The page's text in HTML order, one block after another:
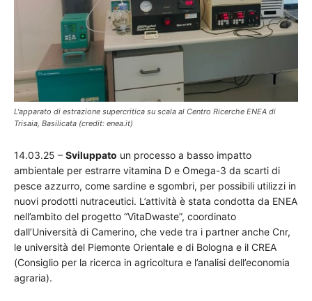
L'apparato di estrazione supercritica su scala al Centro Ricerche ENEA di
Trisaia, Basilicata (credit: enea.it)
14.03.25 – Sviluppato un processo a basso impatto
ambientale per estrarre vitamina D e Omega-3 da scarti di
pesce azzurro, come sardine e sgombri, per possibili utilizzi in
nuovi prodotti nutraceutici. L’attività è stata condotta da ENEA
nell’ambito del progetto “VitaDwaste”, coordinato
dall’Università di Camerino, che vede tra i partner anche Cnr,
le università del Piemonte Orientale e di Bologna e il CREA
(Consiglio per la ricerca in agricoltura e l’analisi dell’economia
agraria).